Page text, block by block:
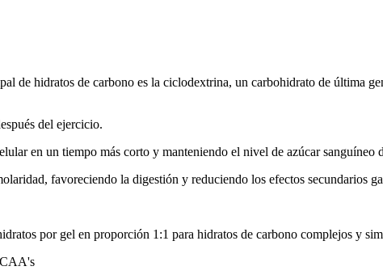
de hidratos de carbono es la ciclodextrina, un carbohidrato de última
del ejercicio.
en un tiempo más corto y manteniendo el nivel de azúcar sanguíneo
favoreciendo la digestión y reduciendo los efectos secundarios
por gel en proporción 1:1 para hidratos de carbono complejos y